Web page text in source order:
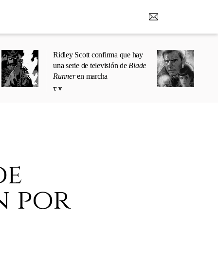
Ridley Scott confirma que hay
una serie de televisión de Blade
Runneren marcha
TV
por